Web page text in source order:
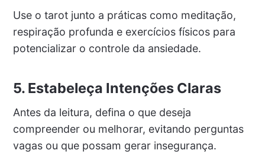
Use o tarot junto a práticas como meditação,
respiração profunda e exercícios físicos para
potencializar o controle da ansiedade.
5. Estabeleça Intenções Claras
Antes da leitura, defina o que deseja
compreender ou melhorar, evitando perguntas
vagas ou que possam gerar insegurança.